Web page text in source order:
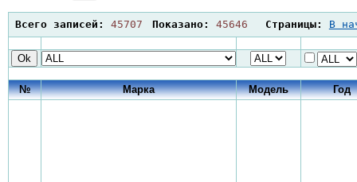
Всего записей: 45707 Показано: 45646 Страницы: В
№ Марка Модель Год